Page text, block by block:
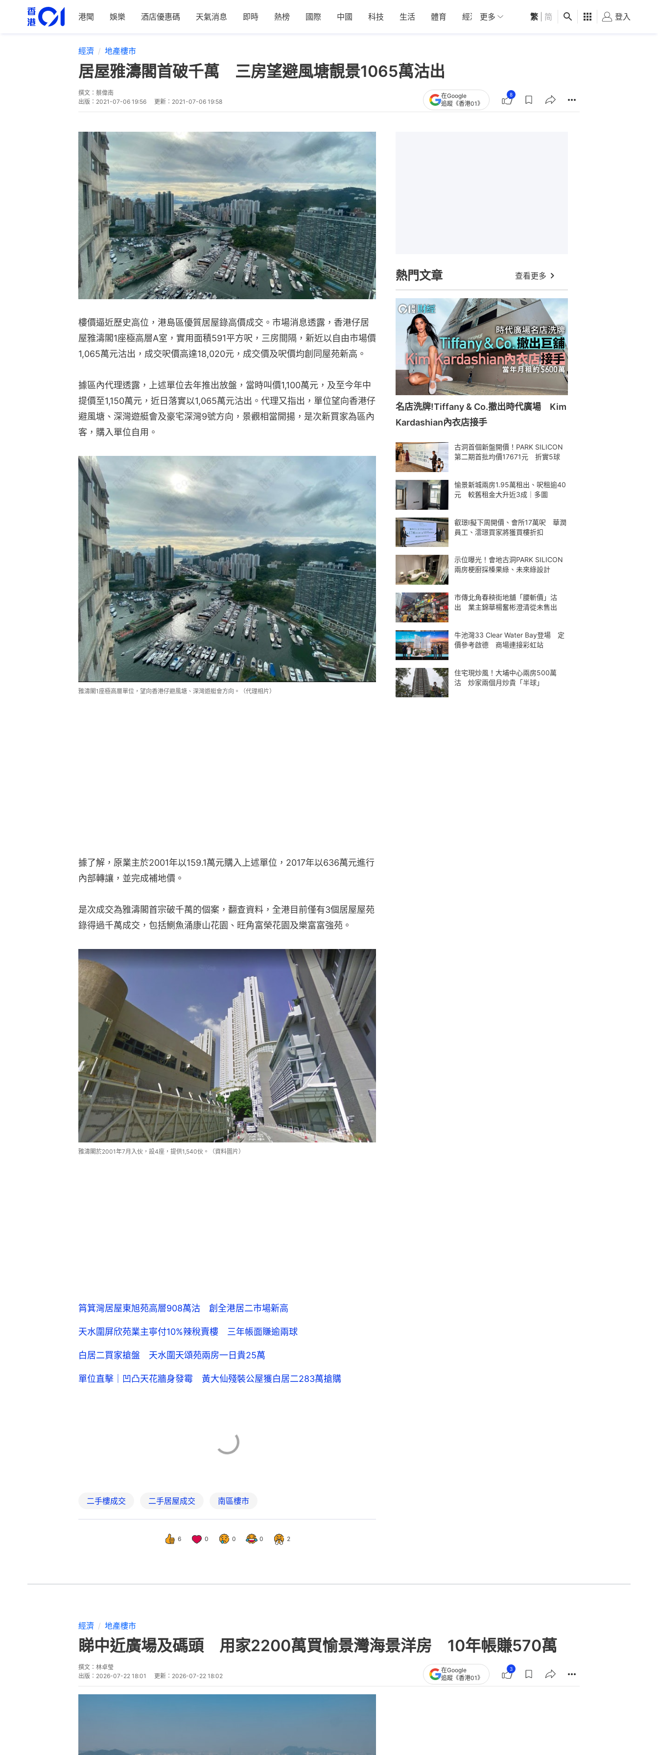
港聞 娛樂 酒店優惠碼 天氣消息 即時 熱榜 國際 中國 科技 生活 體育 經濟 01深圳 觀點 健康 好食玩飛
更多 繁 简 登入
經濟 地產樓市
居屋雅濤閣首破千萬 三房望避風塘靚景1065萬沽出
撰文： 蔡偉南
出版： 2021-07-06 19:56 更新： 2021-07-06 19:58
在Google
追蹤《香港01》
8
樓價逼近歷史高位，港島區優質居屋錄高價成交。市場消息透露，香港仔居
屋雅濤閣1座極高層A室，實用面積591平方呎，三房間隔，新近以自由市場價
1,065萬元沽出，成交呎價高達18,020元，成交價及呎價均創同屋苑新高。
據區內代理透露，上述單位去年推出放盤，當時叫價1,100萬元，及至今年中
提價至1,150萬元，近日落實以1,065萬元沽出。代理又指出，單位望向香港仔
避風塘、深灣遊艇會及豪宅深灣9號方向，景觀相當開揚，是次新買家為區內
客，購入單位自用。
雅濤閣1座極高層單位，望向香港仔避風塘、深灣遊艇會方向。（代理相片）
據了解，原業主於2001年以159.1萬元購入上述單位，2017年以636萬元進行
內部轉讓，並完成補地價。
是次成交為雅濤閣首宗破千萬的個案，翻查資料，全港目前僅有3個居屋屋苑
錄得過千萬成交，包括鰂魚涌康山花園、旺角富榮花園及樂富富強苑。
雅濤閣於2001年7月入伙，設4座，提供1,540伙。（資料圖片）
二手樓成交 二手居屋成交 南區樓市
熱門文章 查看更多
名店洗牌!Tiffany & Co.撤出時代廣場 Kim
Kardashian內衣店接手
古洞首個新盤開價！PARK SILICON
第二期首批均價17671元 折實5球
愉景新城兩房1.95萬租出、呎租逾40
元 較舊租金大升近3成｜多圖
叡璟I擬下周開價、會所17萬呎 華潤
員工、澐璟買家將獲買樓折扣
示位曝光！會地古洞PARK SILICON
兩房梗廚採榛果綠、未來綠設計
市傳北角春秧街地舖「腰斬價」沽
出 業主錦華楊奮彬澄清從未售出
牛池灣33 Clear Water Bay登場 定
價參考啟德 商場連接彩虹站
住宅現炒風！大埔中心兩房500萬
沽 炒家兩個月炒貴「半球」
地產樓市
睇中近廣場及碼頭 用家2200萬買愉景灣海景洋房 10年帳賺570萬
更新：2026-07-22 18:02